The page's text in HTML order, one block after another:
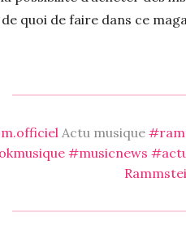
quoi de faire dans ce
Actu musique
#musicnews